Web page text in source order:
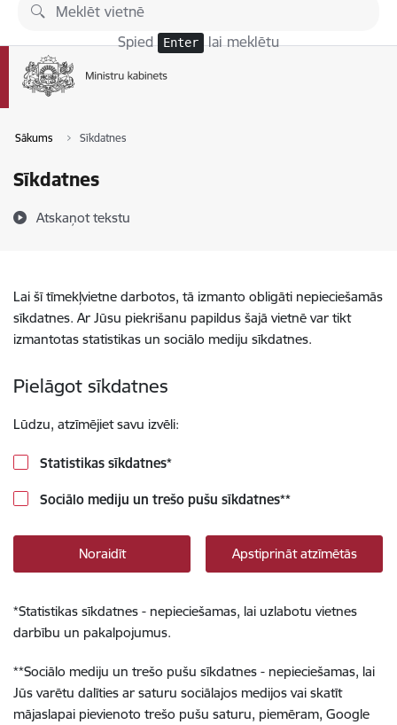
Pāriet uz lapas saturu
Spied Enter lai meklētu
Sākums Sīkdatnes
Sīkdatnes
Atskaņot tekstu
Lai šī tīmekļvietne darbotos, tā izmanto obligāti nepieciešamās
sīkdatnes. Ar Jūsu piekrišanu papildus šajā vietnē var tikt
izmantotas statistikas un sociālo mediju sīkdatnes.
Pielāgot sīkdatnes
Lūdzu, atzīmējiet savu izvēli:
Statistikas sīkdatnes*
Sociālo mediju un trešo pušu sīkdatnes**
Noraidīt Apstiprināt atzīmētās
*Statistikas sīkdatnes - nepieciešamas, lai uzlabotu vietnes
darbību un pakalpojumus.
**Sociālo mediju un trešo pušu sīkdatnes - nepieciešamas, lai
Jūs varētu dalīties ar saturu sociālajos medijos vai skatīt
mājaslapai pievienoto trešo pušu saturu, piemēram, Google